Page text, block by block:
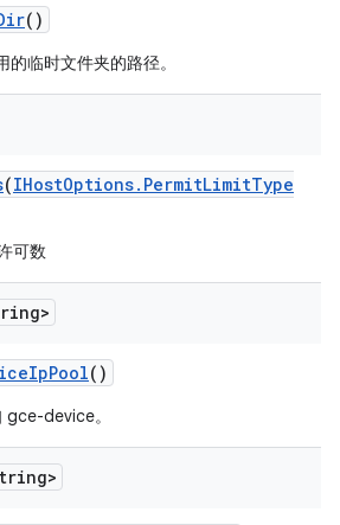
()
临时文件夹的路径。
(IHostOptions. PermitLimitType
可数
IpPool()
gce-device。